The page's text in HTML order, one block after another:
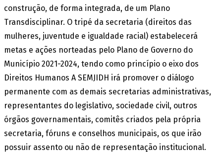
construção, de forma integrada, de um Plano
Transdisciplinar. O tripé da secretaria (direitos das
mulheres, juventude e igualdade racial) estabelecerá
metas e ações norteadas pelo Plano de Governo do
Município 2021-2024, tendo como princípio o eixo dos
Direitos Humanos A SEMJIDH irá promover o diálogo
permanente com as demais secretarias administrativas,
representantes do legislativo, sociedade civil, outros
órgãos governamentais, comitês criados pela própria
secretaria, fóruns e conselhos municipais, os que irão
possuir assento ou não de representação institucional.